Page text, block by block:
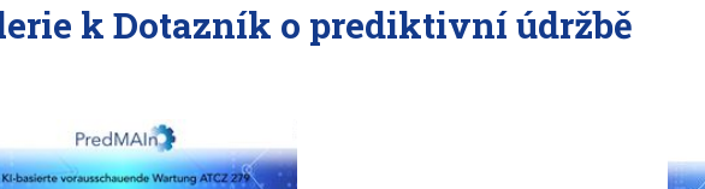
k Dotazník o prediktivní údržbě